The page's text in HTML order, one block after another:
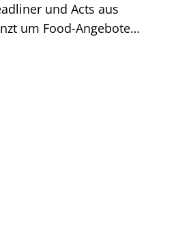
und Acts aus
um Food-Angebote…